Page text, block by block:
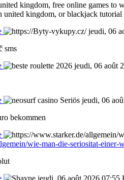
kingdom, free online games to
united kingdom, or blackjack tutorial
jeudi, 06
sms
jeudi, 06 août
jeudi, 06
bekommen
wie-man-die-seriositat-einer-